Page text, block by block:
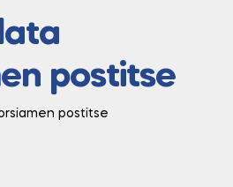
postitse
postitse